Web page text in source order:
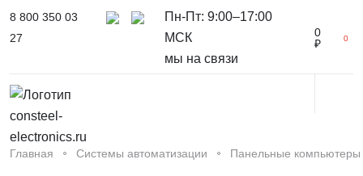
8 800 350 03
27
Пн-Пт: 9:00–17:00
МСК
мы на связи
0
₽
0
Главная Системы автоматизации Панельные компьютеры